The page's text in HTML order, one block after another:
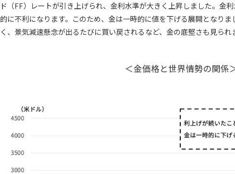
ド（FF）レートが引き上げられ、金利水準が大きく上昇しました。金
的に不利になります。このため、金は一時的に値を下げる展開となり
く、景気減速懸念が出るたびに買い戻されるなど、金の底堅さも見られ
＜金価格と世界情勢の関係